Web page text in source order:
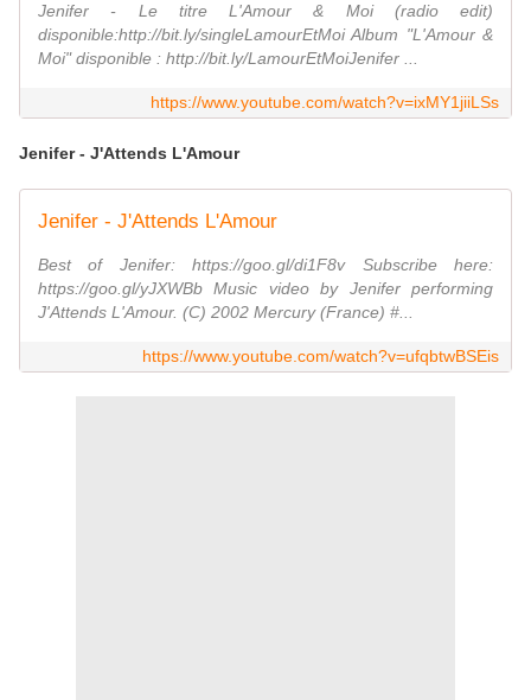
Jenifer - Le titre L'Amour & Moi (radio edit)
disponible:http://bit.ly/singleLamourEtMoi Album "L'Amour &
Moi" disponible : http://bit.ly/LamourEtMoiJenifer ...
https://www.youtube.com/watch?v=ixMY1jiiLSs
Jenifer - J'Attends L'Amour
Jenifer - J'Attends L'Amour
Best of Jenifer: https://goo.gl/di1F8v Subscribe here:
https://goo.gl/yJXWBb Music video by Jenifer performing
J'Attends L'Amour. (C) 2002 Mercury (France) #...
https://www.youtube.com/watch?v=ufqbtwBSEis